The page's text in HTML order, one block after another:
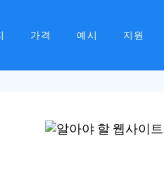
가격 예시 지원